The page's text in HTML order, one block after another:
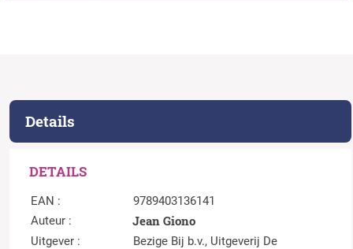
Details
DETAILS
EAN :
9789403136141
Auteur :
Jean Giono
Uitgever :
Bezige Bij b.v., Uitgeverij De